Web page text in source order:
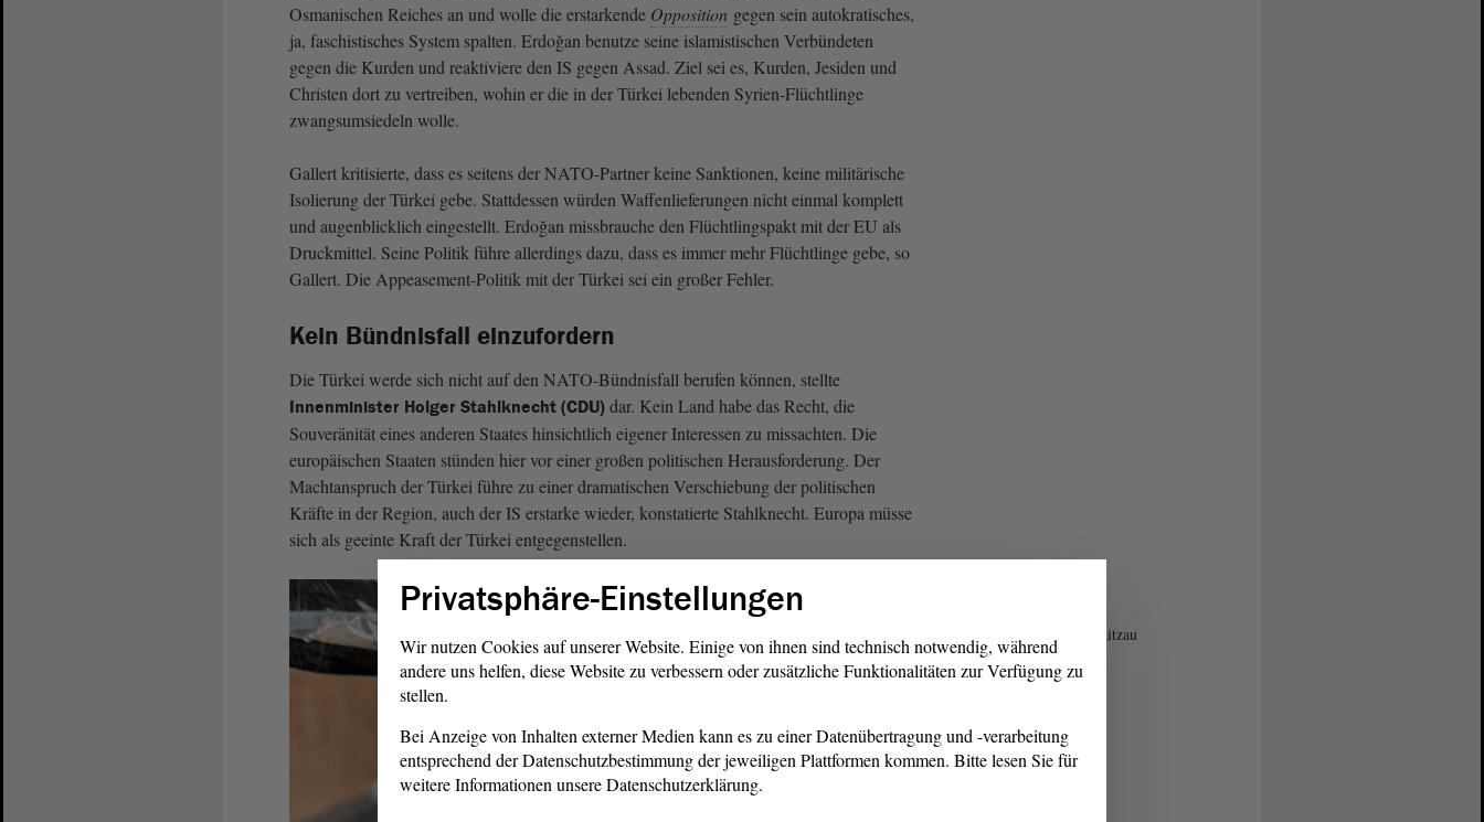
Osmanischen Reiches an und wolle die erstarkende Opposition gegen sein autokratisches,
ja, faschistisches System spalten. Erdoğan benutze seine islamistischen Verbündeten
gegen die Kurden und reaktiviere den IS gegen Assad. Ziel sei es, Kurden, Jesiden und
Christen dort zu vertreiben, wohin er die in der Türkei lebenden Syrien-Flüchtlinge
zwangsumsiedeln wolle.
Gallert kritisierte, dass es seitens der NATO-Partner keine Sanktionen, keine militärische
Isolierung der Türkei gebe. Stattdessen würden Waffenlieferungen nicht einmal komplett
und augenblicklich eingestellt. Erdoğan missbrauche den Flüchtlingspakt mit der EU als
Druckmittel. Seine Politik führe allerdings dazu, dass es immer mehr Flüchtlinge gebe, so
Gallert. Die Appeasement-Politik mit der Türkei sei ein großer Fehler.
Kein Bündnisfall einzufordern
Die Türkei werde sich nicht auf den NATO-Bündnisfall berufen können, stellte
Innenminister Holger Stahlknecht (CDU) dar. Kein Land habe das Recht, die
Souveränität eines anderen Staates hinsichtlich eigener Interessen zu missachten. Die
europäischen Staaten stünden hier vor einer großen politischen Herausforderung. Der
Machtanspruch der Türkei führe zu einer dramatischen Verschiebung der politischen
Kräfte in der Region, auch der IS erstarke wieder, konstatierte Stahlknecht. Europa müsse
sich als geeinte Kraft der Türkei entgegenstellen.
Flüchtlinge im Nordosten
Syriens. Foto: UNHCR/Ritzau
Scanpix
Privatsphäre-Einstellungen
Wir nutzen Cookies auf unserer Website. Einige von ihnen sind technisch notwendig, während
andere uns helfen, diese Website zu verbessern oder zusätzliche Funktionalitäten zur Verfügung zu
stellen.
Bei Anzeige von Inhalten externer Medien kann es zu einer Datenübertragung und -verarbeitung
entsprechend der Datenschutzbestimmung der jeweiligen Plattformen kommen. Bitte lesen Sie für
weitere Informationen unsere Datenschutzerklärung.